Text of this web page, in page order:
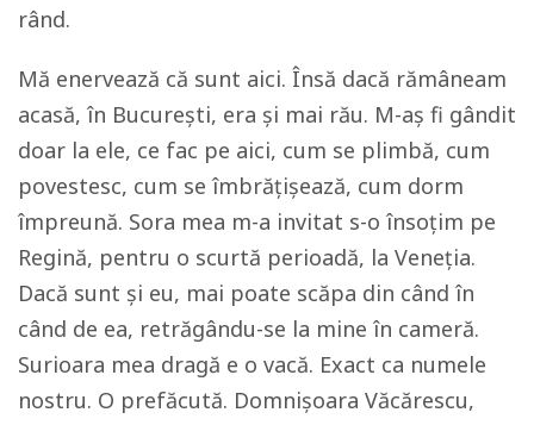
rând.
Mă enervează că sunt aici. Însă dacă rămâneam
acasă, în București, era și mai rău. M-aș fi gândit
doar la ele, ce fac pe aici, cum se plimbă, cum
povestesc, cum se îmbrățișează, cum dorm
împreună. Sora mea m-a invitat s-o însoțim pe
Regină, pentru o scurtă perioadă, la Veneția.
Dacă sunt și eu, mai poate scăpa din când în
când de ea, retrăgându-se la mine în cameră.
Surioara mea dragă e o vacă. Exact ca numele
nostru. O prefăcută. Domnișoara Văcărescu,